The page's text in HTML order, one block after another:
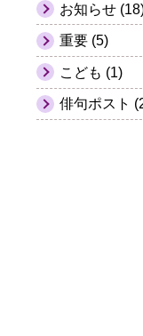
お知らせ
重要 (5)
こども (1)
俳句ポスト